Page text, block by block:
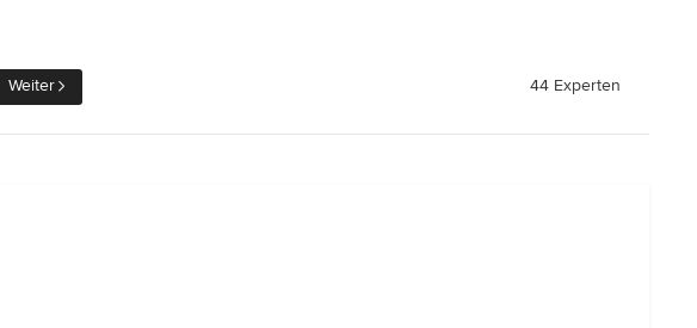
Weiter 44 Experten